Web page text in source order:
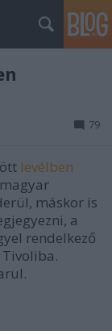
79
levélben
máskor is
a
rendelkező